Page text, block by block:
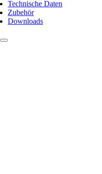
Technische Daten
Zubehör
Downloads